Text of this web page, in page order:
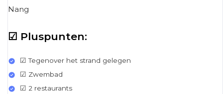
Nang
☑ Pluspunten:
☑ Tegenover het strand gelegen
☑ Zwembad
☑ 2 restaurants